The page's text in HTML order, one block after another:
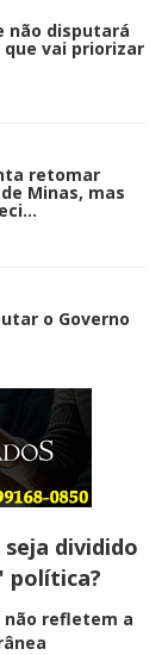
não disputará
que vai priorizar
retomar
Minas, mas
o Governo
o que é
em saúde
Digital
dividido
política?
não refletem a